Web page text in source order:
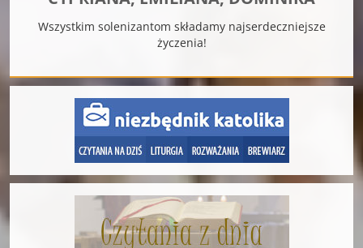
Wszystkim solenizantom składamy najserdeczniejsze
życzenia!